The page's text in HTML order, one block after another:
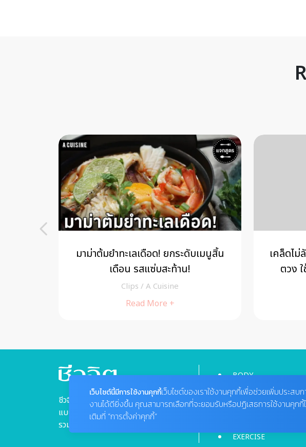
Food Make-up แปลงโฉม เมนูไข่ดาว
สามหน้าให้น่ากินกว่าเดิม
Clips/A Cuisine
Read More +
แป้งโรตี
ชีวจิตแนวความคิดเรื่องสุขภาพ
แบบองค์รวม "ชีว" ที่หมายถึง "กาย"
รวมเข้ากับ "จิต" ที่หมายถึง "ใจ"
BODY
MIND
EXERCISE
เว็บไซต์นี้มีการใช้งานคุกกี้เว็บไซต์ของเราใช้งานคุกกี้เพื่อช่วยเพิ่มประสบ
งานได้ดียิ่งขึ้น คุณสามารถเลือกที่จะยอมรับหรือปฏิเสธการใช้งานคุกกี้
เติมที่ “การตั้งค่าคุกกี้”